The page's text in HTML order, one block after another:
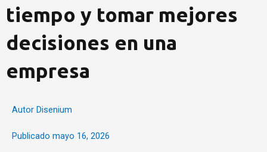
tiempo y tomar mejores
decisiones en una
empresa
Autor Disenium
Publicado mayo 16, 2026